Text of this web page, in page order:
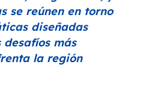
se reúnen en torno
diseñadas
más
la región